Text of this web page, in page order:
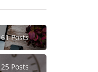
61 Posts
25 Posts